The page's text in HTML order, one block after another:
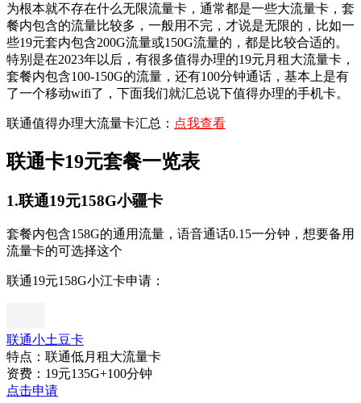
为根本就不存在什么无限流量卡，通常都是一些大流量卡，套
餐内包含的流量比较多，一般用不完，才说是无限的，比如一
些19元套内包含200G流量或150G流量的，都是比较合适的。
特别是在2023年以后，有很多值得办理的19元月租大流量卡，
套餐内包含100-150G的流量，还有100分钟通话，基本上是有
了一个移动wifi了，下面我们就汇总说下值得办理的手机卡。
联通值得办理大流量卡汇总： 点我查看
联通卡19元套餐一览表
1.联通19元158G小疆卡
套餐内包含158G的通用流量，语音通话0.15一分钟，想要备用
流量卡的可选择这个
联通19元158G小江卡申请：
联通小土豆卡
特点：联通低月租大流量卡
资费：19元135G+100分钟
点击申请